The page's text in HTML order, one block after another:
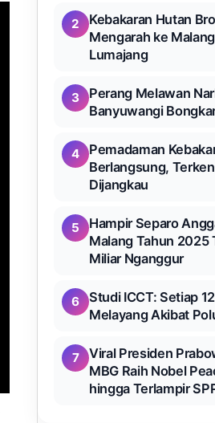
2
Kebakaran Hutan
Mengarah ke
Lumajang
3
Perang Melawan
Banyuwangi
4
Pemadaman
Berlangsung,
Dijangkau
5
Hampir Separo
Malang Tahun 2025
Miliar Nganggur
6
Studi ICCT: Setiap
Melayang Akibat
7
Viral Presiden
MBG Raih Nobel
hingga Terlampir